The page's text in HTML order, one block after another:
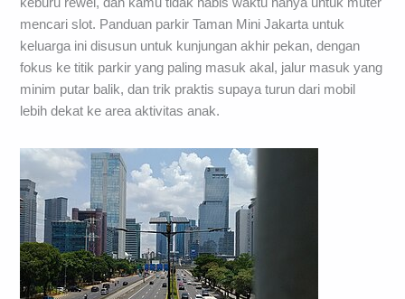
mencari slot. Panduan parkir Taman Mini Jakarta untuk
keluarga ini disusun untuk kunjungan akhir pekan, dengan
fokus ke titik parkir yang paling masuk akal, jalur masuk yang
minim putar balik, dan trik praktis supaya turun dari mobil
lebih dekat ke area aktivitas anak.